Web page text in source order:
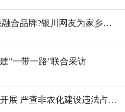
人民建议|如何打造文旅融合品牌?银川网友为家乡建言获积极回应
"一带一路"联合采访
2024年度土地卫片执法开展 严查非农化建设违法占用耕地